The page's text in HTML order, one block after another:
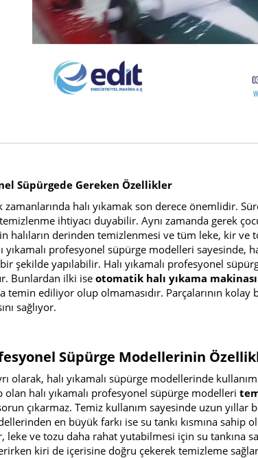
Süpürgede Gereken Özellikler
halı yıkamak son derece önemlidir.
ihtiyacı duyabilir. Aynı zamanda gerek
derinden temizlenmesi ve tüm leke, kir ve
yıkamalı profesyonel süpürge modelleri sayesinde,
şekilde yapılabilir. Halı yıkamalı profesyonel
Bunlardan ilki ise otomatik halı yıkama makinası
temin ediliyor olup olmamasıdır. Parçalarının
sağlıyor.
Süpürge Modellerinin
olarak, halı yıkamalı süpürge modellerinde
halı yıkamalı profesyonel süpürge modelleri
çıkarmaz. Temiz kullanım sayesinde uzun
en büyük farkı ise su tankı kısmına sahip
leke ve tozu daha rahat yutabilmesi için su tankına
kiri de içerisine doğru çekerek temizleme